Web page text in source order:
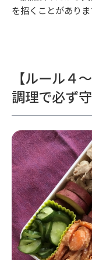
を招くことがありま
【ルール４
調理で必ず